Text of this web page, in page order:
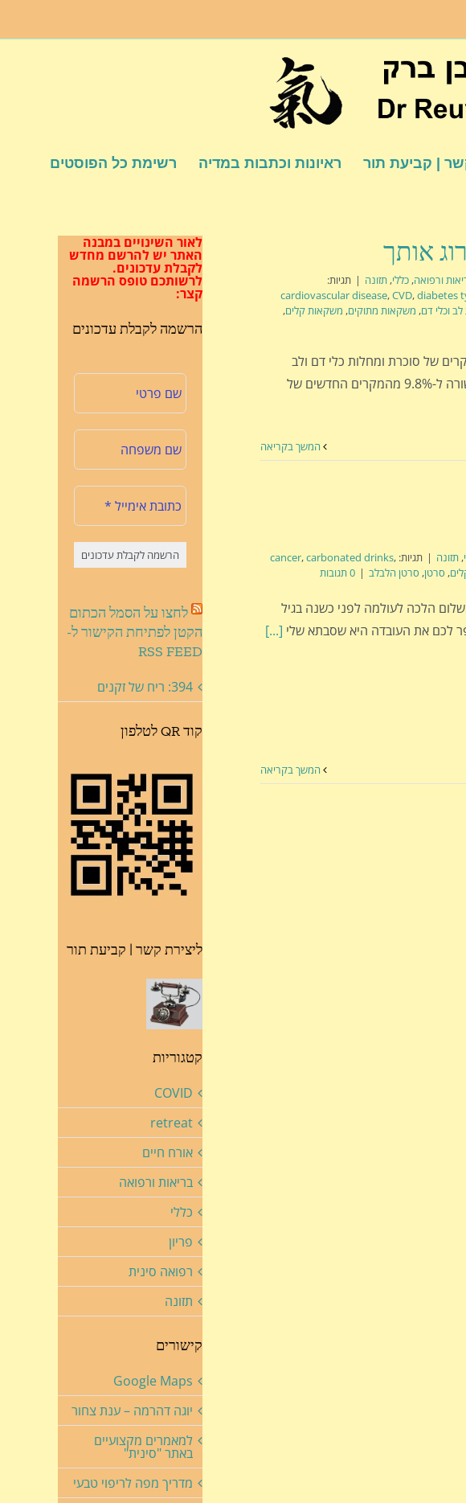
| קביעת תור ראיונות וכתבות במדיה רשימת כל הפוסטים
ורפואה, כללי, תזונה | תגיות:
cardiovascular disease,CVD,diabetes
וכלי דם, משקאות מתוקים, משקאות קלים,
של סוכרת ומחלות כלי דם ולב
(CVD) צריכת משקאות ממותקים קשורה ל-9.8% מהמקרים החדשים של
המשך בקריאה
, תזונה | תגיות: cancer,carbonated drinks,
, סרטן, סרטן הלבלב | 0 תגובות
הלכה לעולמה לפני כשנה בגיל
[...]
המשך בקריאה
לאור השינויים במבנה
האתר יש להרשם מחדש
לקבלת עדכונים.
לרשותכם טופס הרשמה
קצר:
הרשמה לקבלת עדכונים
לחצו על הסמל הכתום
הקטן לפתיחת הקישור ל-
RSS FEED
394: ריח של זקנים
קוד QR לטלפון
ליצירת קשר | קביעת תור
קטגוריות
COVID
retreat
אורח חיים
בריאות ורפואה
כללי
פריון
רפואה סינית
תזונה
קישורים
Google Maps
יוגה דהרמה – ענת צחור
למאמרים מקצועיים
באתר "סינית"
מדריך מפה לריפוי טבעי